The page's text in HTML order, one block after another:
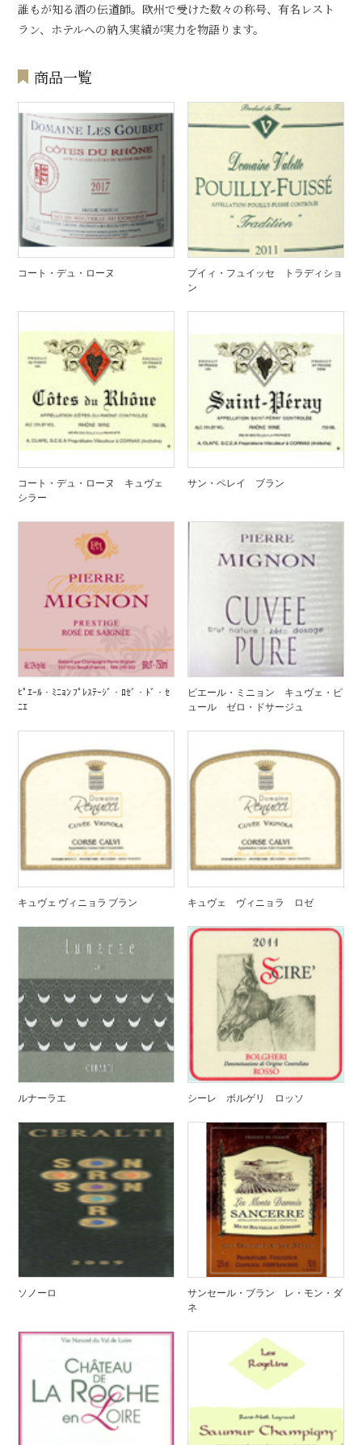
誰もが知る酒の伝道師。欧州で受けた数々の称号、有名レスト
ラン、ホテルへの納入実績が実力を物語ります。
商品一覧
コート・デュ・ローヌ
プイィ・フュイッセ トラディショ
ン
コート・デュ・ローヌ キュヴェ
シラー
サン・ペレイ ブラン
ﾋﾟｴｰﾙ・ﾐﾆｮﾝ ﾌﾟﾚｽﾃｰｼﾞ・ﾛｾﾞ・ﾄﾞ・ｾ
ﾆｴ
ピエール・ミニョン キュヴェ・ピ
ュール ゼロ・ドサージュ
キュヴェ ヴィニョラ ブラン キュヴェ ヴィニョラ ロゼ
ルナーラエ シーレ ボルゲリ ロッソ
ソノーロ
サンセール・ブラン レ・モン・ダ
ネ